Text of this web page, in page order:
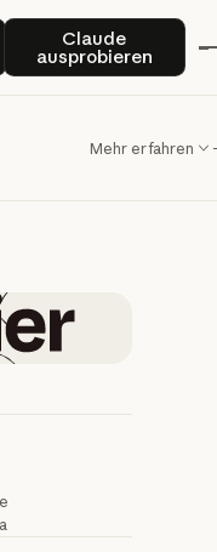
Claude
ausprobieren
Claude
Mehr erfahren